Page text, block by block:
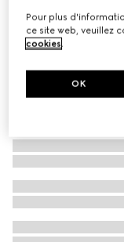
Pour plus
ce site web, veuillez
cookies.
OK